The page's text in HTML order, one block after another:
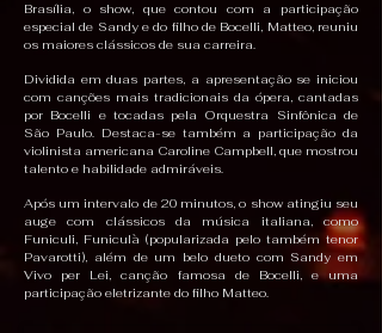
Brasília, o show, que contou com a participação
especial de Sandy e do filho de Bocelli, Matteo, reuniu
os maiores clássicos de sua carreira.
Dividida em duas partes, a apresentação se iniciou
com canções mais tradicionais da ópera, cantadas
por Bocelli e tocadas pela Orquestra Sinfônica de
São Paulo. Destaca-se também a participação da
violinista americana Caroline Campbell, que mostrou
talento e habilidade admiráveis.
Após um intervalo de 20 minutos, o show atingiu seu
auge com clássicos da música italiana, como
Funiculi, Funiculà (popularizada pelo também tenor
Pavarotti), além de um belo dueto com Sandy em
Vivo per Lei, canção famosa de Bocelli, e uma
participação eletrizante do filho Matteo.